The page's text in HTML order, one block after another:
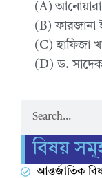
(A)
(B) ফারজানা
(C) হাফিজা
(D) ড.
বিষয়
আন্তর্জাতিক